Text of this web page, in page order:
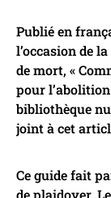
Publié en
l’occasion de
de mort, «
pour
bibliothèque
joint à cet
Ce guide fait
de plaidoyer.